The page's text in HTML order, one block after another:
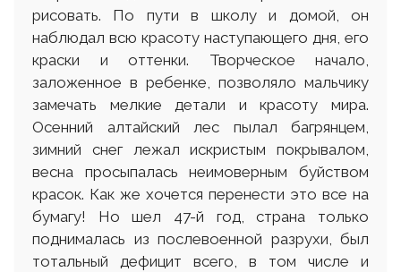
рисовать. По пути в школу и домой, он
наблюдал всю красоту наступающего дня, его
краски и оттенки. Творческое начало,
заложенное в ребенке, позволяло мальчику
замечать мелкие детали и красоту мира.
Осенний алтайский лес пылал багрянцем,
зимний снег лежал искристым покрывалом,
весна просыпалась неимоверным буйством
красок. Как же хочется перенести это все на
бумагу! Но шел 47-й год, страна только
поднималась из послевоенной разрухи, был
тотальный дефицит всего, в том числе и